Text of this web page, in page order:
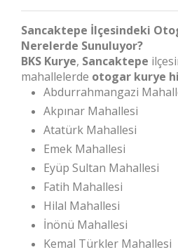
Sancaktepe İlçesindeki
Nerelerde Sunuluyor?
BKS Kurye, Sancaktepe
mahallelerde otogar kurye
Abdurrahmangazi
Akpınar Mahallesi
Atatürk Mahallesi
Emek Mahallesi
Eyüp Sultan Mahallesi
Fatih Mahallesi
Hilal Mahallesi
İnönü Mahallesi
Kemal Türkler Mahallesi